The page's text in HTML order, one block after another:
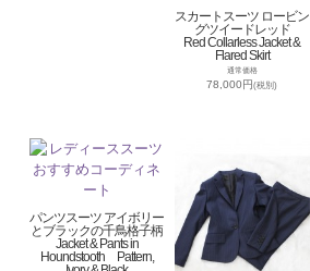
スカートスーツ ロービン
グツイードレッド
Red Collarless Jacket &
Flared Skirt
通常価格
78,000円(税別)
パンツスーツ アイボリー
とブラックの千鳥格子柄
Jacket & Pants in
Houndstooth Pattern,